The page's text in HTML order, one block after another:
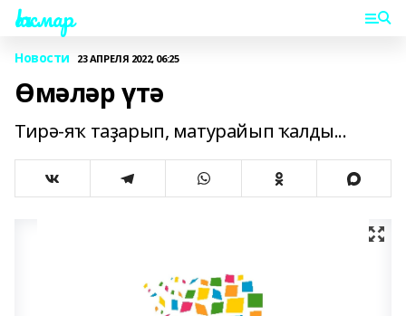
Һаҡмар
Новости 23 АПРЕЛЯ 2022, 06:25
Өмәләр үтә
Тирә-яҡ таҙарып, матурайып ҡалды...